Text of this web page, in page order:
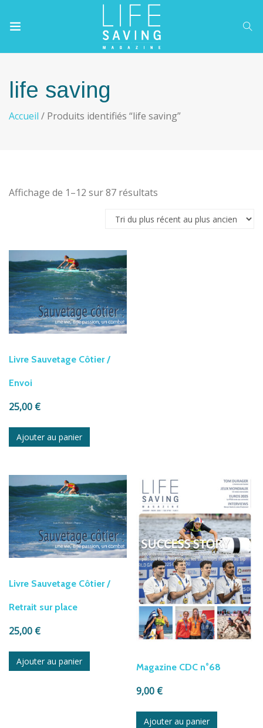
life saving
Accueil / Produits identifiés “life saving”
Affichage de 1–12 sur 87 résultats
plus
Livre Sauvetage Côtier /
Envoi
25,00 €
Ajouter au panier
Livre Sauvetage Côtier /
Retrait sur place
25,00 €
Ajouter au panier
Magazine CDC n°68
9,00 €
Ajouter au panier